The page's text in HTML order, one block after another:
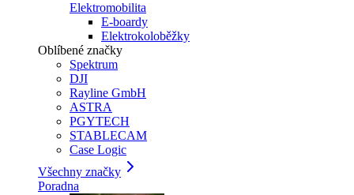
Elektromobilita
E-boardy
Elektrokoloběžky
Oblíbené značky
Spektrum
DJI
Rayline GmbH
ASTRA
PGYTECH
STABLECAM
Case Logic
Všechny značky
Poradna